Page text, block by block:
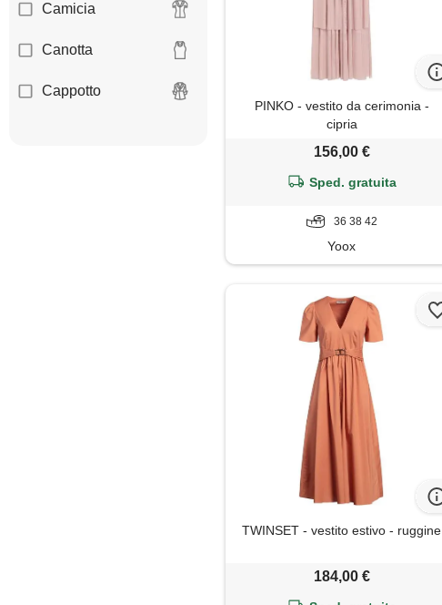
Camicia
Canotta
Cappotto
PINKO - vestito da cerimonia -
cipria
156,00 €
Sped. gratuita
36 38 42
Yoox
TWINSET - vestito estivo - ruggine
184,00 €